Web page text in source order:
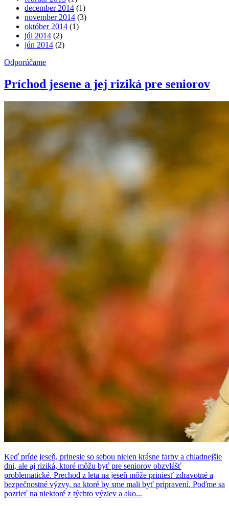
december 2014 (1)
november 2014 (3)
október 2014 (1)
júl 2014 (2)
jún 2014 (2)
Odporúčame
Príchod jesene a jej riziká pre seniorov
Keď príde jeseň, prinesie so sebou nielen krásne farby a chladnejšie
dni, ale aj riziká, ktoré môžu byť pre seniorov obzvlášť
problematické. Prechod z leta na jeseň môže priniesť zdravotné a
bezpečnostné výzvy, na ktoré by sme mali byť pripravení. Poďme sa
pozrieť na niektoré z týchto výziev a ako...